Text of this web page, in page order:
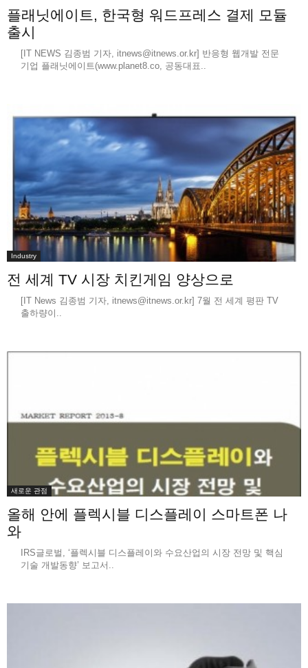
플래닛에이트, 한국형 워드프레스 결제 모듈
출시
[IT NEWS 김종범 기자, itnews@itnews.or.kr] 반응형 웹개발 전문
기업 플래닛에이트(www.planet8.co, 공동대표..
Industry
전 세계 TV 시장 치킨게임 양상으로
[IT News 김종범 기자, itnews@itnews.or.kr] 7월 전 세계 평판 TV
출하량이..
새로운 관점
올해 안에 플렉시블 디스플레이 스마트폰 나
와
IRS글로벌, ‘플렉시블 디스플레이와 수요산업의 시장 전망 및 핵심
기술 개발동향’ 보고서..